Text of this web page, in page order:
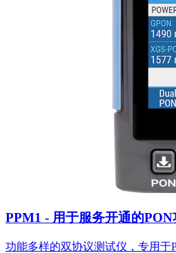
PPM1 - 用于服务开通的PON
功能多样的双协议测试仪，专用于